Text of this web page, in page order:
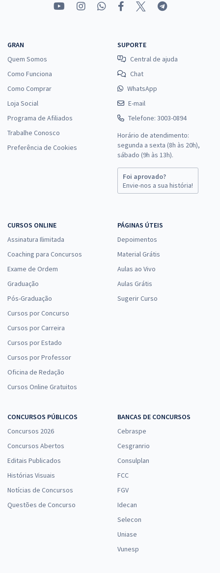
GRAN
Quem Somos
Como Funciona
Como Comprar
Loja Social
Programa de Afiliados
Trabalhe Conosco
Preferência de Cookies
SUPORTE
Central de ajuda
Chat
WhatsApp
E-mail
Telefone: 3003-0894
Horário de atendimento:
segunda a sexta (8h às 20h),
sábado (9h às 13h).
Foi aprovado?
Envie-nos a sua história!
CURSOS ONLINE
Assinatura Ilimitada
Coaching para Concursos
Exame de Ordem
Graduação
Pós-Graduação
Cursos por Concurso
Cursos por Carreira
Cursos por Estado
Cursos por Professor
Oficina de Redação
Cursos Online Gratuitos
PÁGINAS ÚTEIS
Depoimentos
Material Grátis
Aulas ao Vivo
Aulas Grátis
Sugerir Curso
CONCURSOS PÚBLICOS
Concursos 2026
Concursos Abertos
Editais Publicados
Histórias Visuais
Notícias de Concursos
Questões de Concurso
BANCAS DE CONCURSOS
Cebraspe
Cesgranrio
Consulplan
FCC
FGV
Idecan
Selecon
Uniase
Vunesp